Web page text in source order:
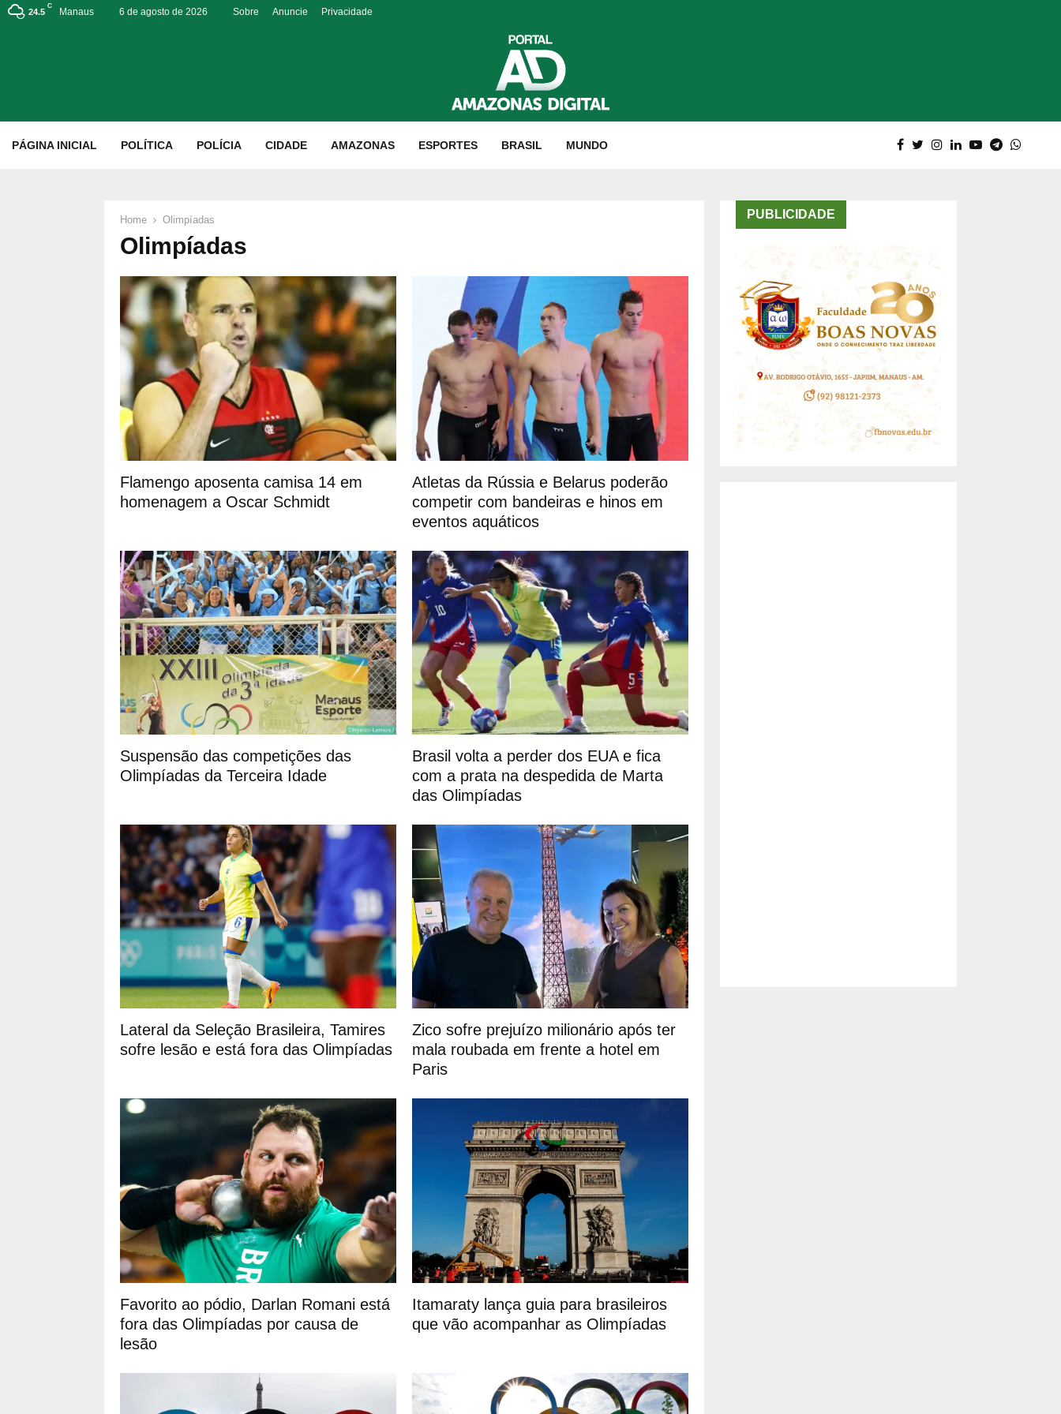
24.5
C
Manaus 6 de agosto de 2026 Sobre Anuncie Privacidade
PÁGINA INICIAL POLÍTICA POLÍCIA CIDADE AMAZONAS ESPORTES BRASIL MUNDO
Home Olimpíadas
Olimpíadas
Flamengo aposenta camisa 14 em
homenagem a Oscar Schmidt
Atletas da Rússia e Belarus poderão
competir com bandeiras e hinos em
eventos aquáticos
Suspensão das competições das
Olimpíadas da Terceira Idade
Brasil volta a perder dos EUA e fica
com a prata na despedida de Marta
das Olimpíadas
Lateral da Seleção Brasileira, Tamires
sofre lesão e está fora das Olimpíadas
Zico sofre prejuízo milionário após ter
mala roubada em frente a hotel em
Paris
Favorito ao pódio, Darlan Romani está
fora das Olimpíadas por causa de
lesão
Itamaraty lança guia para brasileiros
que vão acompanhar as Olimpíadas
PUBLICIDADE